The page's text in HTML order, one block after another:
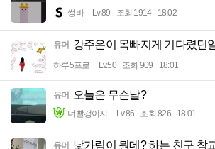
썽바 Lv.89 조회 1914 18:02
유머 강주은이 목빠지게 기다렸던
하루5프로 Lv.50 조회 909 18:01
유머 오늘은 무슨날?
너빨갱이지 Lv.86 조회 826 18:01
유머 낯가림이 뭔데? 하는 친구 참